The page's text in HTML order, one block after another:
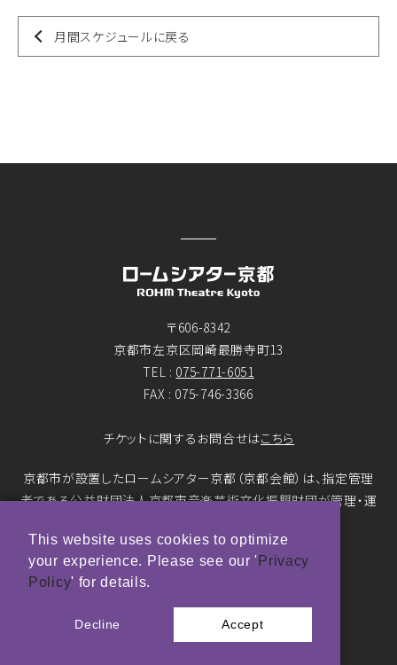
月間スケジュールに戻る
〒606-8342
京都市左京区岡崎最勝寺町13
TEL : 075-771-6051
FAX : 075-746-3366
チケットに関するお問合せはこちら
京都市が設置したロームシアター京都（京都会館）は、指定管理
者である公益財団法人京都市音楽芸術文化振興財団が管理・運
© ROHM Theatre Kyoto. All rights reserved.
トップページメインバナー 撮影：市川靖史
This website uses cookies to optimize
your experience. Please see our ' Privacy
Policy' for details.
Decline Accept